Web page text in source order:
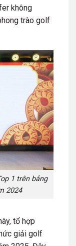
không
trào golf
1 trên bảng
2024
tổ hợp
giải golf